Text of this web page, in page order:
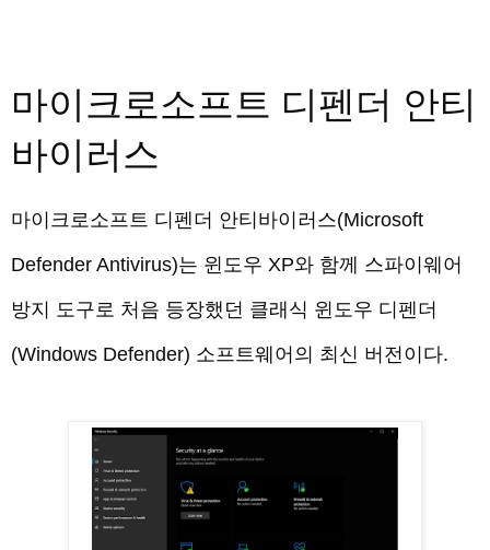
마이크로소프트 디펜더 안티
바이러스
마이크로소프트 디펜더 안티바이러스(Microsoft
Defender Antivirus)는 윈도우 XP와 함께 스파이웨어
방지 도구로 처음 등장했던 클래식 윈도우 디펜더
(Windows Defender) 소프트웨어의 최신 버전이다.